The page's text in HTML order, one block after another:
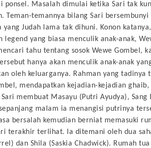
ponsel. Masalah dimulai ketika Sari tak
Teman-temannya bilang Sari bersembunyi
yang Judah lama tak dihuni. Konon
legend yang biasa menculik anak-anak,
tahu tentang sosok Wewe Gombel,
hanya akan menculik anak-anak
oleh keluarganya. Rahman yang tadinya
mendapatkan kejadian-kejadian
membuat Masayu (Putri Ayudya), Sang
malam ia menangisi putrinya
bersalah kemudian berniat memasuki
terakhir terlihat. Ia ditemani oleh dua
dan Shila (Saskia Chadwick). Rumah